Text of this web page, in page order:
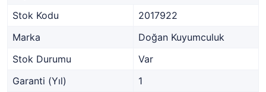
Stok Kodu
2017922
Marka
Doğan Kuyumculuk
Stok Durumu
Var
Garanti (Yıl)
1